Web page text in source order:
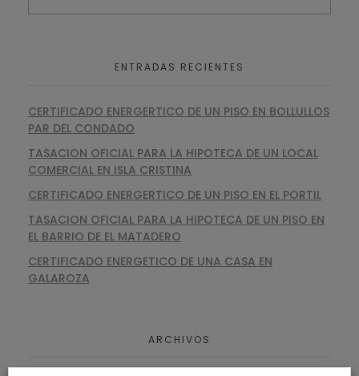
ENTRADAS RECIENTES
CERTIFICADO ENERGERTICO DE UN PISO EN BOLLULLOS
PAR DEL CONDADO
TASACION OFICIAL PARA LA HIPOTECA DE UN LOCAL
COMERCIAL EN ISLA CRISTINA
CERTIFICADO ENERGERTICO DE UN PISO EN EL PORTIL
TASACION OFICIAL PARA LA HIPOTECA DE UN PISO EN
EL BARRIO DE EL MATADERO
CERTIFICADO ENERGETICO DE UNA CASA EN
GALAROZA
ARCHIVOS